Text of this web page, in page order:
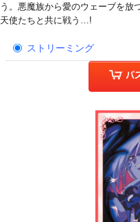
う。悪魔族から愛のウェーブを放
天使たちと共に戦う…!
ストリーミング